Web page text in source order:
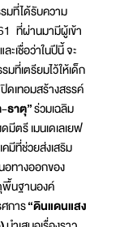
ที่ได้รับความ
ที่ผ่านมามีผู้เข้า
เชื่อว่าในปีนี้ จะ
ที่เตรียมไว้ให้เด็ก
ดเทอมสร้างสรรค์
ธาตุ”ร่วมเฉลิม
ตรี เมนเดเลเยฟ
มีที่ช่วยส่งเสริม
อทางออกของ
พื้นฐานองค์
การ“ดินแดนแสง